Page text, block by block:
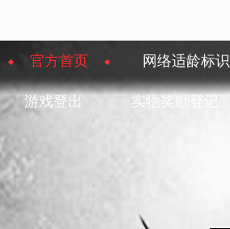
官方首页 网络适龄标识
游戏登出 实物奖励登记